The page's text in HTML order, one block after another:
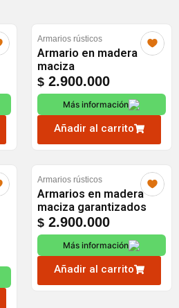
Armarios rústicos
Armario en madera
maciza
$ 2.900.000
Más información
Añadir al carrito
Armarios rústicos
Armarios en madera
maciza garantizados
$ 2.900.000
Más información
Añadir al carrito